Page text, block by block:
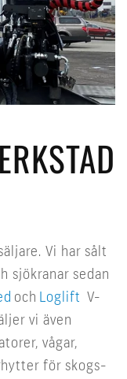
Vi har sålt
sjökranar sedan
och Loglift V-
vi även
vågar,
för skogs-